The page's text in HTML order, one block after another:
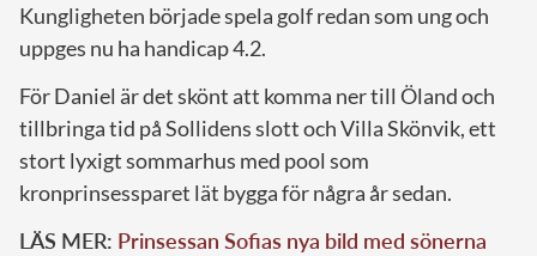
Kungligheten började spela golf redan som ung och
uppges nu ha handicap 4.2.
För Daniel är det skönt att komma ner till Öland och
tillbringa tid på Sollidens slott och Villa Skönvik, ett
stort lyxigt sommarhus med pool som
kronprinsessparet lät bygga för några år sedan.
LÄS MER: Prinsessan Sofias nya bild med sönerna